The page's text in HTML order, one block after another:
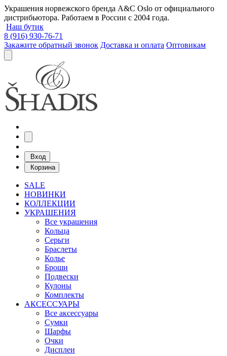
Украшения норвежского бренда A&C Oslo от официального
дистрибьютора. Работаем в России с 2004 года.
Наш бутик
8 (916) 930-76-71
Закажите обратный звонок Доставка и оплата Оптовикам
Вход
Корзина
SALE
НОВИНКИ
КОЛЛЕКЦИИ
УКРАШЕНИЯ
Все украшения
Кольца
Серьги
Браслеты
Колье
Броши
Подвески
Кулоны
Комплекты
АКСЕССУАРЫ
Все аксессуары
Сумки
Шарфы
Очки
Дисплеи